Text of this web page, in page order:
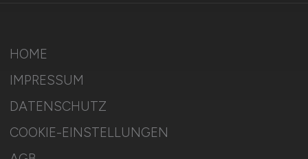
HOME
IMPRESSUM
DATENSCHUTZ
COOKIE-EINSTELLUNGEN